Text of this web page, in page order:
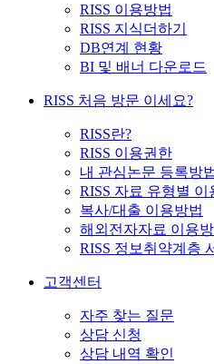
RISS 이용방법
RISS 지식더하기
DB연계 현황
BI 및 배너 다운로드
RISS 처음 방문 이세요?
RISS란?
RISS 이용권한
내 관심논문 등록방
RISS 자료 유형별 이
복사/대출 이용방법
해외전자자료 이용
RISS 정보취약계층
고객센터
자주 찾는 질문
상담 신청
상담 내역 확인